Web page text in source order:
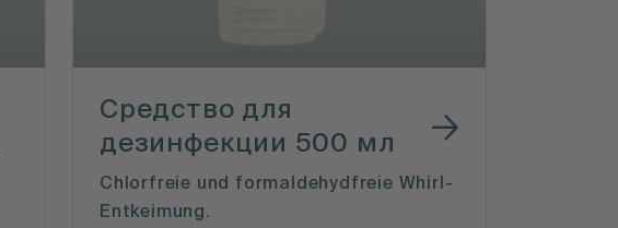
Средство для
дезинфекции 500 мл
Chlorfreie und formaldehydfreie Whirl-
Entkeimung.